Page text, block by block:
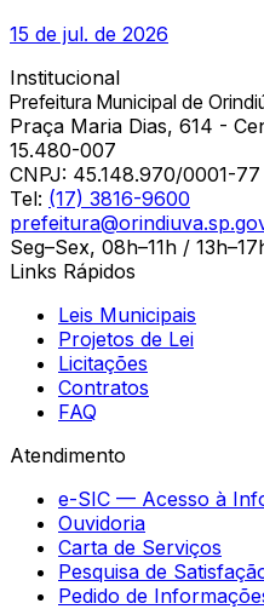
15 de jul. de 2026
Institucional
Prefeitura Municipal de
Praça Maria Dias, 614 -
15.480-007
CNPJ: 45.148.970/0001-77
Tel: (17) 3816-9600
Seg–Sex, 08h–11h /
Links Rápidos
Leis Municipais
Projetos de Lei
Licitações
Contratos
FAQ
Atendimento
e-SIC — Acesso à
Ouvidoria
Carta de Serviços
Pesquisa de
Pedido de